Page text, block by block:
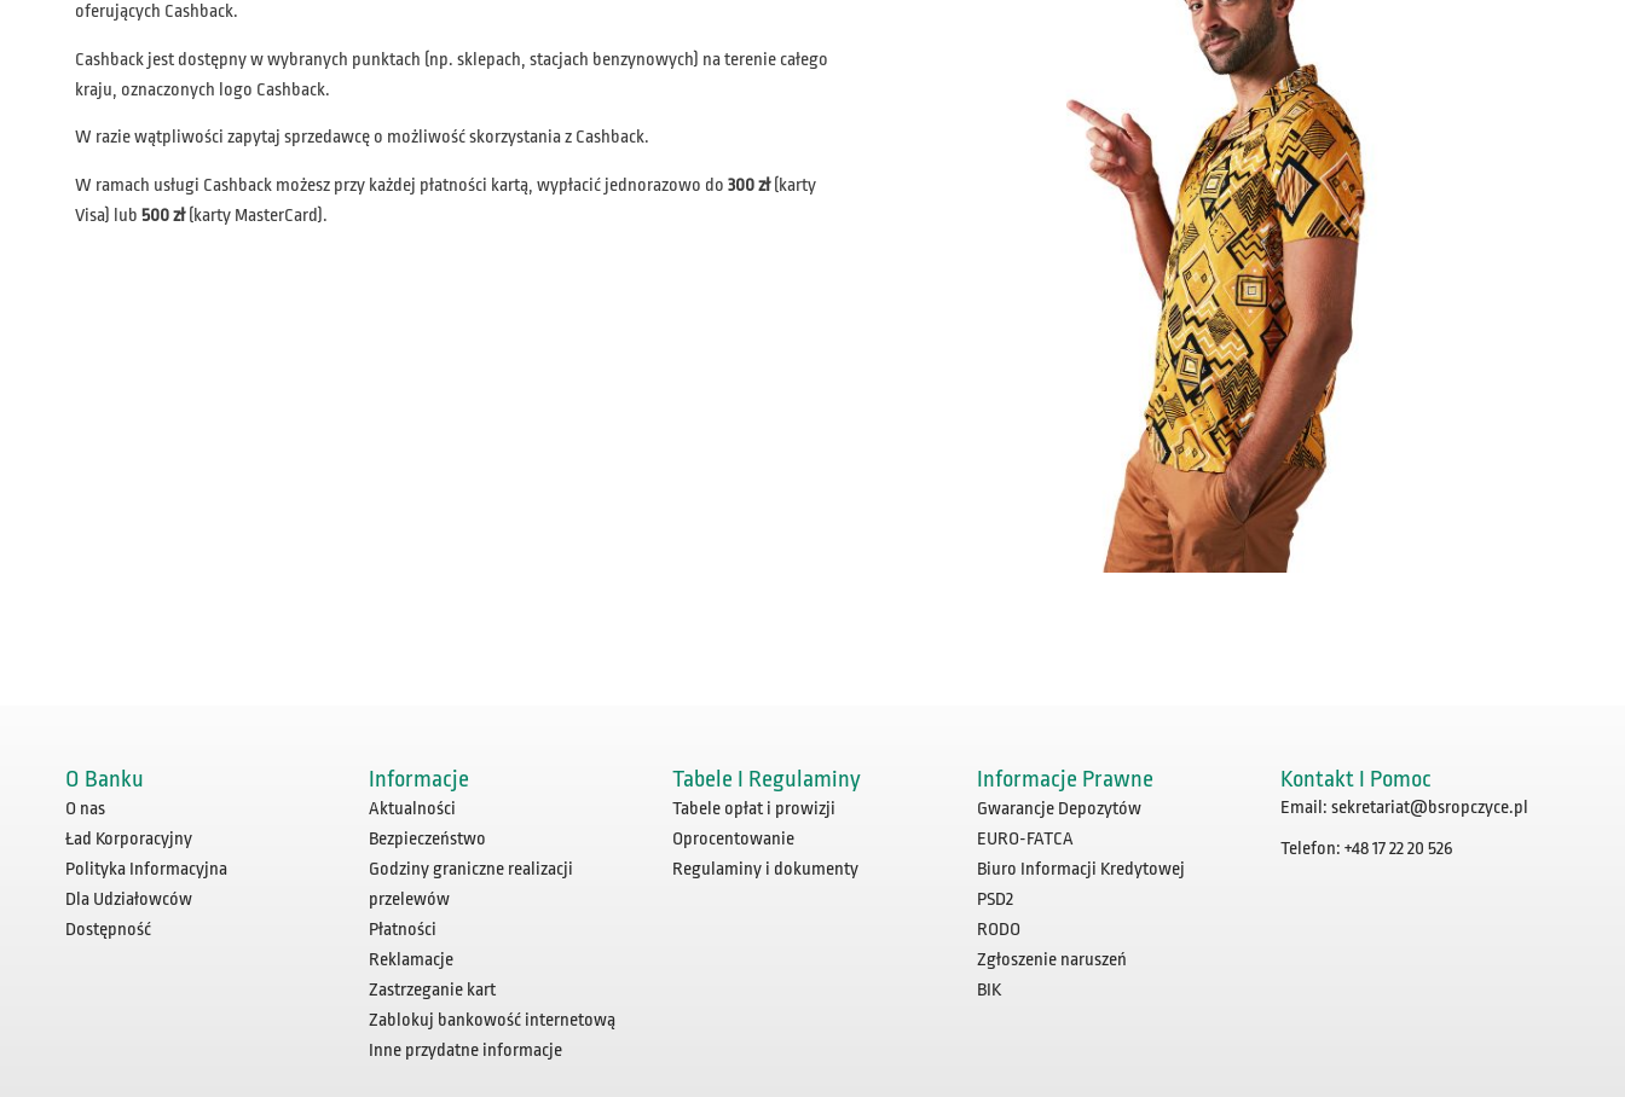
oferujących Cashback.
Cashback jest dostępny w wybranych punktach (np. sklepach, stacjach benzynowych) na terenie całego
kraju, oznaczonych logo Cashback.
W razie wątpliwości zapytaj sprzedawcę o możliwość skorzystania z Cashback.
W ramach usługi Cashback możesz przy każdej płatności kartą, wypłacić jednorazowo do 300 zł(karty
Visa) lub 500 zł(karty MasterCard).
O Banku
O nas
Ład Korporacyjny
Polityka Informacyjna
Dla Udziałowców
Dostępność
Informacje
Aktualności
Bezpieczeństwo
Godziny graniczne realizacji
przelewów
Płatności
Reklamacje
Zastrzeganie kart
Zablokuj bankowość internetową
Inne przydatne informacje
Tabele I Regulaminy
Tabele opłat i prowizji
Oprocentowanie
Regulaminy i dokumenty
Informacje Prawne
Gwarancje Depozytów
EURO-FATCA
Biuro Informacji Kredytowej
PSD2
RODO
Zgłoszenie naruszeń
BIK
Kontakt I Pomoc
Email: sekretariat@bsropczyce.pl
Telefon: +48 17 22 20 526